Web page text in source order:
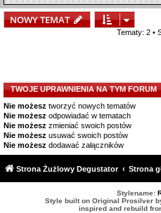
NOWY TEMAT
Tematy: 2 •
TWOJE UPRAWNIENIA NA TYM FORUM
Nie możesz tworzyć nowych tematów
Nie możesz odpowiadać w tematach
Nie możesz zmieniać swoich postów
Nie możesz usuwać swoich postów
Nie możesz dodawać załączników
Strona Żużlowy Degustator Strona
Stylename:
Style built on Original Prosilver
inspired and rebuild